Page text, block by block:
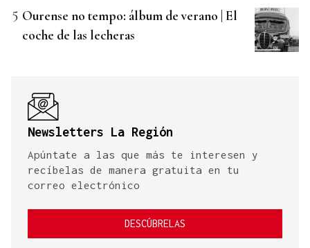
Ourense no tempo: álbum de verano | El
coche de las lecheras
Newsletters La Región
Apúntate a las que más te interesen y
recíbelas de manera gratuita en tu
correo electrónico
DESCÚBRELAS